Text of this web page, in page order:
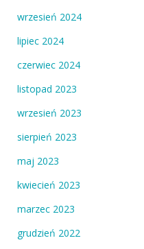
wrzesień 2024
lipiec 2024
czerwiec 2024
listopad 2023
wrzesień 2023
sierpień 2023
maj 2023
kwiecień 2023
marzec 2023
grudzień 2022